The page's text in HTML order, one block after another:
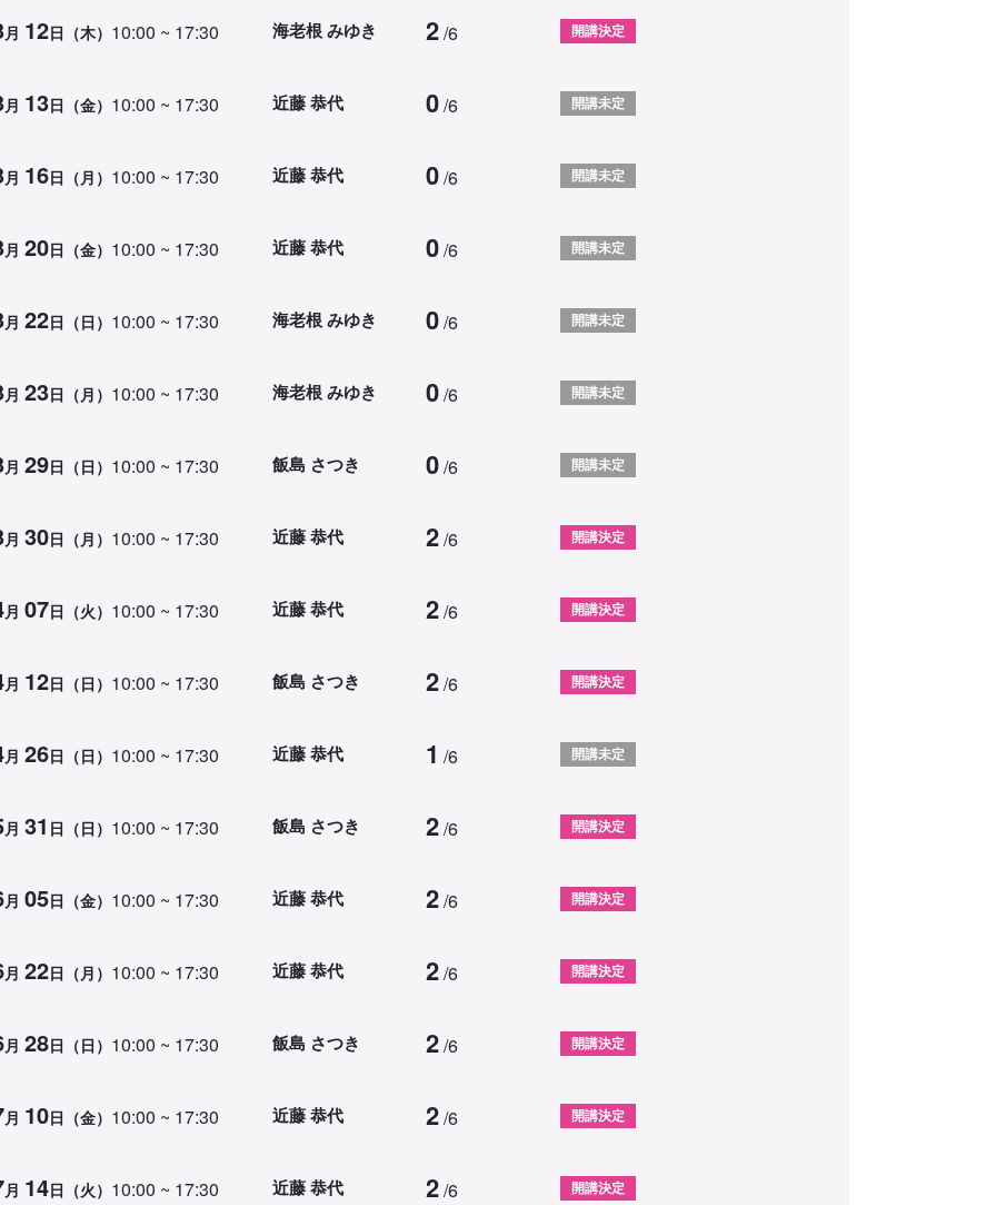
月 12日（木） 10:00 ~ 17:30 海老根 みゆき 2/6 開講決定
月 13日（金） 10:00 ~ 17:30 近藤 恭代 0/6 開講未定
月 16日（月） 10:00 ~ 17:30 近藤 恭代 0/6 開講未定
月 20日（金） 10:00 ~ 17:30 近藤 恭代 0/6 開講未定
月 22日（日） 10:00 ~ 17:30 海老根 みゆき 0/6 開講未定
月 23日（月） 10:00 ~ 17:30 海老根 みゆき 0/6 開講未定
月 29日（日） 10:00 ~ 17:30 飯島 さつき 0/6 開講未定
月 30日（月） 10:00 ~ 17:30 近藤 恭代 2/6 開講決定
月 07日（火） 10:00 ~ 17:30 近藤 恭代 2/6 開講決定
月 12日（日） 10:00 ~ 17:30 飯島 さつき 2/6 開講決定
月 26日（日） 10:00 ~ 17:30 近藤 恭代 1 /6 開講未定
月 31 日（日） 10:00 ~ 17:30 飯島 さつき 2/6 開講決定
月 05日（金） 10:00 ~ 17:30 近藤 恭代 2/6 開講決定
月 22日（月） 10:00 ~ 17:30 近藤 恭代 2/6 開講決定
月 28日（日） 10:00 ~ 17:30 飯島 さつき 2/6 開講決定
月 10日（金） 10:00 ~ 17:30 近藤 恭代 2/6 開講決定
月 14日（火） 10:00 ~ 17:30 近藤 恭代 2/6 開講決定